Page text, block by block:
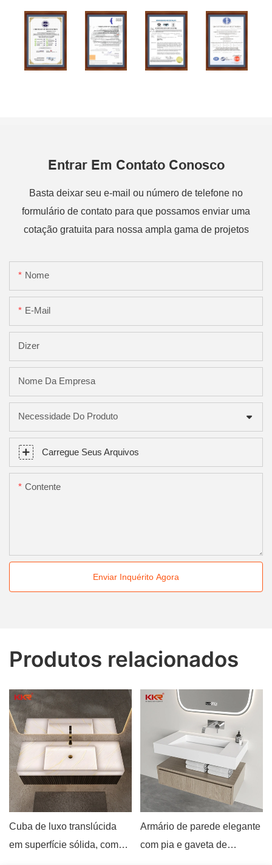
Entrar Em Contato Conosco
Basta deixar seu e-mail ou número de telefone no
formulário de contato para que possamos enviar uma
cotação gratuita para nossa ampla gama de projetos
Nome
E-Mail
Dizer
Nome Da Empresa
Necessidade Do Produto
Carregue Seus Arquivos
Contente
Enviar Inquérito Agora
Produtos relacionados
Cuba de luxo translúcida
em superfície sólida, com
Armário de parede elegante
com pia e gaveta de